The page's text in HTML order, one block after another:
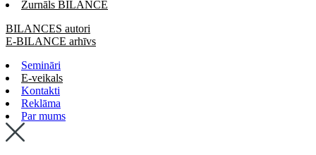
Žurnāls BILANCE
BILANCES autori
E-BILANCE arhīvs
Semināri
E-veikals
Kontakti
Reklāma
Par mums